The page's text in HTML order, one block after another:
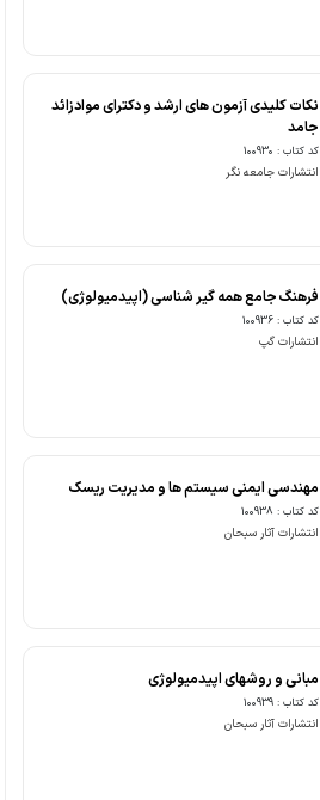
نکات کلیدی آزمون های ارشد و دکترای موادزائد
جامد
کد کتاب : 100930
انتشارات جامعه نگر
فرهنگ جامع همه گیر شناسی (اپیدمیولوژی)
کد کتاب : 100936
انتشارات گپ
مهندسی ایمنی سیستم ها و مدیریت ریسک
کد کتاب : 100938
انتشارات آثار سبحان
مبانی و روشهای اپیدمیولوژی
کد کتاب : 100939
انتشارات آثار سبحان